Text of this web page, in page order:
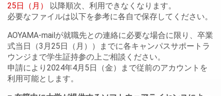
25日（月）
以降順次、利用できなくなります。
必要なファイルは以下を参考に各自で保存してください。
AOYAMA-mailが就職先との連絡に必要な場合に限り、卒業
式当日（3月25日（月））までに各キャンパスサポートラ
ウンジまで学生証持参の上ご相談ください。
申請により2024年4月5日（金）まで従前のアカウントを
利用可能とします。